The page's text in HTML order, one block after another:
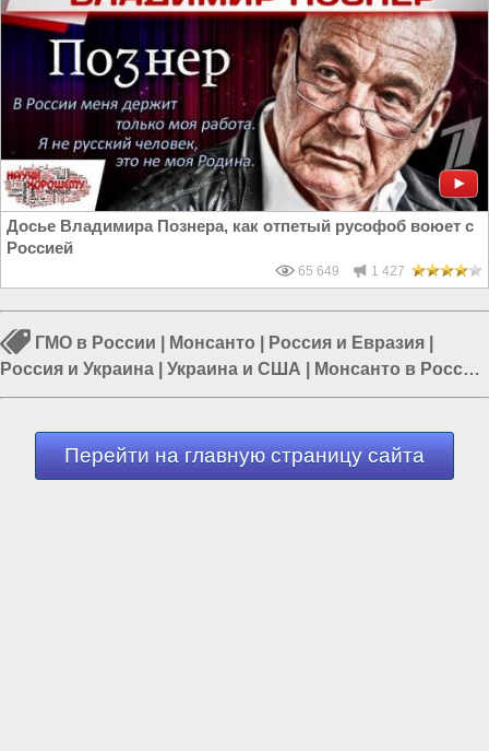
Досье Владимира Познера, как отпетый русофоб воюет с
Россией
65 649 1 427
ГМО в России Монсанто Россия и Евразия
Россия и Украина
Украина и США
Монсанто в России
|Наука в России
Перейти на главную страницу сайта